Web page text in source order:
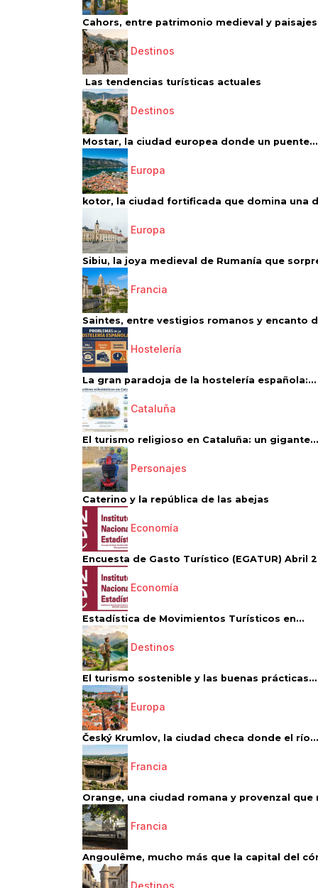
Cahors, entre patrimonio medieval y
Destinos
Las tendencias turísticas actuales
Destinos
Mostar, la ciudad europea donde un puente...
Europa
kotor, la ciudad fortificada que domina una
Europa
Sibiu, la joya medieval de Rumanía que
Francia
Saintes, entre vestigios romanos y encanto
Hostelería
La gran paradoja de la hostelería española:...
Cataluña
El turismo religioso en Cataluña: un gigante...
Personajes
Caterino y la república de las abejas
Economía
Encuesta de Gasto Turístico (EGATUR) Abril
Economía
Estadística de Movimientos Turísticos en...
Destinos
El turismo sostenible y las buenas prácticas...
Europa
Český Krumlov, la ciudad checa donde el río...
Francia
Orange, una ciudad romana y provenzal que
Francia
Angoulême, mucho más que la capital del
Destinos